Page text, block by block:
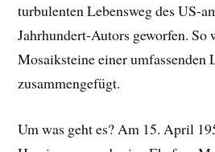
turbulenten Lebensweg des US-
Jahrhundert-Autors geworfen. So
Mosaiksteine einer umfassenden
zusammengefügt.
Um was geht es? Am 15. April